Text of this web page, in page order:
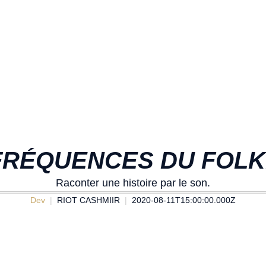
DU
Raconter une histoire par le son.
Dev RIOT CASHMIIR 2020-08-11T15:00:00.000Z